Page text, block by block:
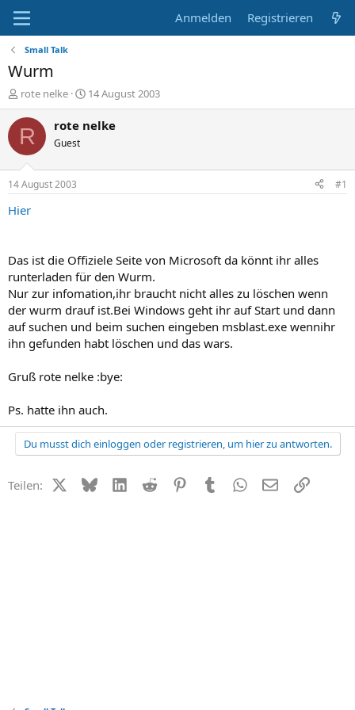
Anmelden Registrieren
Small Talk
Wurm
E
r
s
t
e
r
rote nelke
E
r
s
t
14 August 2003
R rote nelke
Guest
14 August 2003 #1
Hier
Das ist die Offiziele Seite von Microsoft da könnt ihr alles
runterladen für den Wurm.
Nur zur infomation,ihr braucht nicht alles zu löschen wenn
der wurm drauf ist.Bei Windows geht ihr auf Start und dann
auf suchen und beim suchen eingeben msblast.exe wennihr
ihn gefunden habt löschen und das wars.
Gruß rote nelke :bye:
Ps. hatte ihn auch.
Du musst dich einloggen oder registrieren, um hier zu antworten.
Teilen: X (Twitter)
BlueskyLinkedIn
Reddit PinterestTumblr WhatsApp
E-MailLink